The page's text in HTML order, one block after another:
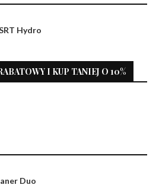
Hydro
I KUP TANIEJ O 10%
Duo